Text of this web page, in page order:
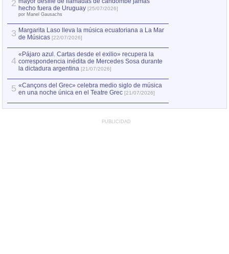
2 hecho fuera de Uruguay [25/07/2026]
por Manel Gausachs
3 Margarita Laso lleva la música ecuatoriana a La Mar
de Músicas [22/07/2026]
4
«Pájaro azul. Cartas desde el exilio» recupera la
correspondencia inédita de Mercedes Sosa durante
la dictadura argentina [21/07/2026]
5 «Cançons del Grec» celebra medio siglo de música
en una noche única en el Teatre Grec [21/07/2026]
PUBLICIDAD